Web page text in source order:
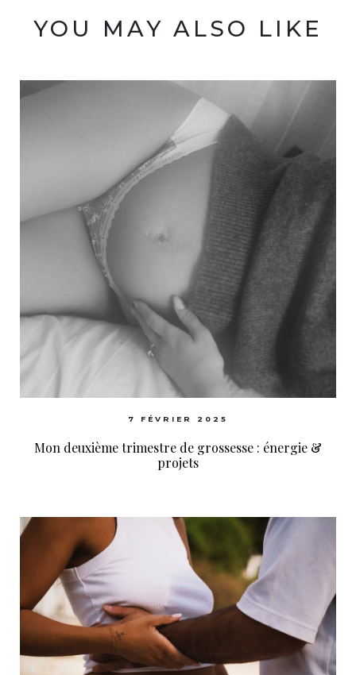
YOU MAY ALSO LIKE
7 FÉVRIER 2025
Mon deuxième trimestre de grossesse : énergie &
projets